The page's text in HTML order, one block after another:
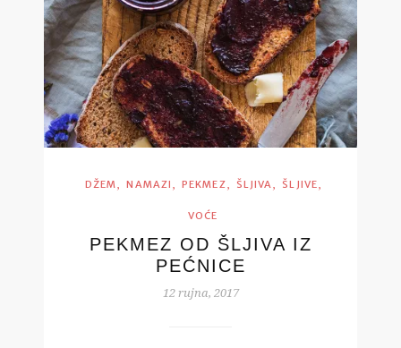
DŽEM, NAMAZI , PEKMEZ, ŠLJIVA, ŠLJIVE,
VOĆE
PEKMEZ OD ŠLJIVA IZ
PEĆNICE
12 rujna, 2017